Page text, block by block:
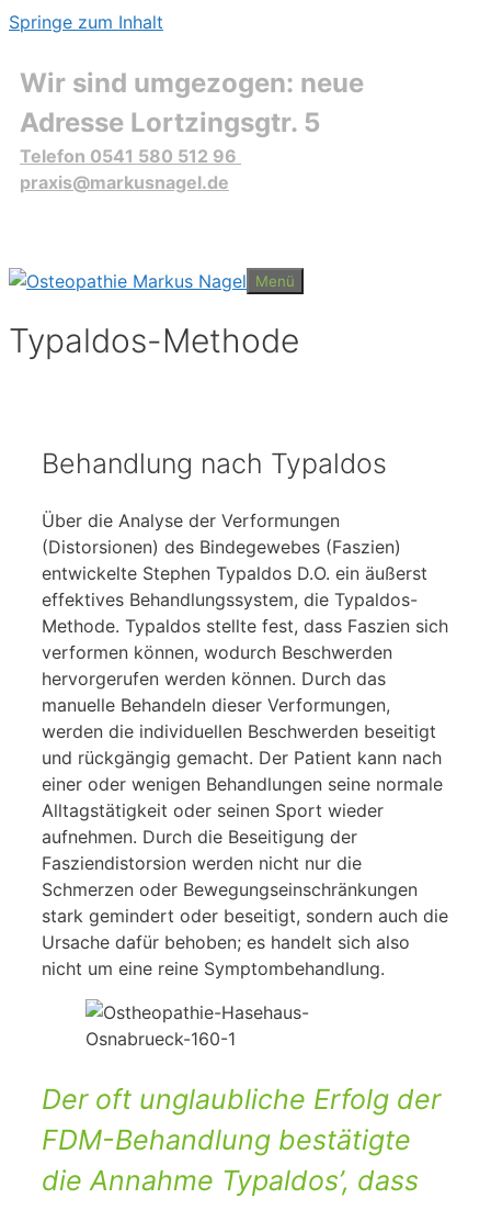
Springe zum Inhalt
Wir sind umgezogen: neue
Adresse Lortzingsgtr. 5
Telefon 0541 580 512 96
praxis@markusnagel.de
Menü
Typaldos-Methode
Behandlung nach Typaldos
Über die Analyse der Verformungen
(Distorsionen) des Bindegewebes (Faszien)
entwickelte Stephen Typaldos D.O. ein äußerst
effektives Behandlungssystem, die Typaldos-
Methode. Typaldos stellte fest, dass Faszien sich
verformen können, wodurch Beschwerden
hervorgerufen werden können. Durch das
manuelle Behandeln dieser Verformungen,
werden die individuellen Beschwerden beseitigt
und rückgängig gemacht. Der Patient kann nach
einer oder wenigen Behandlungen seine normale
Alltagstätigkeit oder seinen Sport wieder
aufnehmen. Durch die Beseitigung der
Fasziendistorsion werden nicht nur die
Schmerzen oder Bewegungseinschränkungen
stark gemindert oder beseitigt, sondern auch die
Ursache dafür behoben; es handelt sich also
nicht um eine reine Symptombehandlung.
Der oft unglaubliche Erfolg der
FDM-Behandlung bestätigte
die Annahme Typaldos’, dass